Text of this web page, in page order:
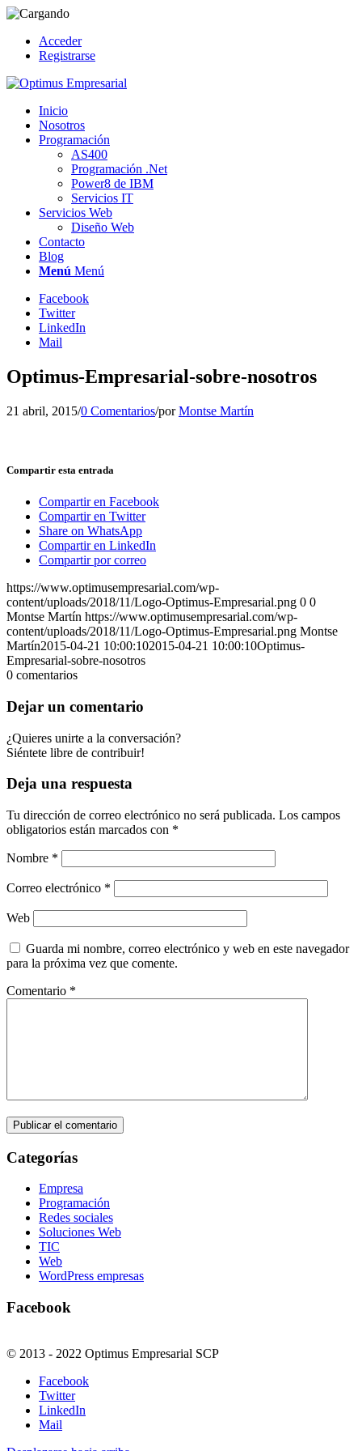
Acceder
Registrarse
Inicio
Nosotros
Programación
AS400
Programación .Net
Power8 de IBM
Servicios IT
Servicios Web
Diseño Web
Contacto
Blog
Menú Menú
Facebook
Twitter
LinkedIn
Mail
Optimus-Empresarial-sobre-nosotros
21 abril, 2015/0 Comentarios/porMontse Martín
Compartir esta entrada
Compartir en Facebook
Compartir en Twitter
Share on WhatsApp
Compartir en LinkedIn
Compartir por correo
https://www.optimusempresarial.com/wp-
content/uploads/2018/11/Logo-Optimus-Empresarial.png 0 0
Montse Martín https://www.optimusempresarial.com/wp-
content/uploads/2018/11/Logo-Optimus-Empresarial.png Montse
Martín2015-04-21 10:00:102015-04-21 10:00:10Optimus-
Empresarial-sobre-nosotros
0 comentarios
Dejar un comentario
¿Quieres unirte a la conversación?
Siéntete libre de contribuir!
Deja una respuesta
Tu dirección de correo electrónico no será publicada. Los campos
obligatorios están marcados con *
Nombre *
Correo electrónico *
Web
Guarda mi nombre, correo electrónico y web en este navegador
para la próxima vez que comente.
Comentario *
Categorías
Empresa
Programación
Redes sociales
Soluciones Web
TIC
Web
WordPress empresas
Facebook
© 2013 - 2022 Optimus Empresarial SCP
Facebook
Twitter
LinkedIn
Mail